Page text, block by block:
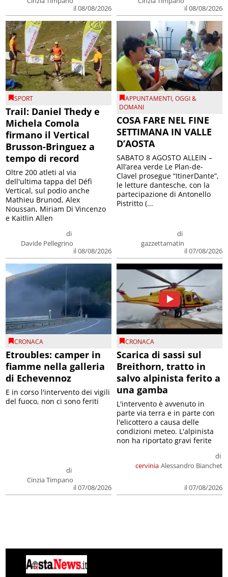
il 08/08/2026
il 08/08/2026
SPORT
Trail: Daniel Thedy e
Michela Comola
firmano il Vertical
Brusson-Bringuez a
tempo di record
di
Davide Pellegrino
il 08/08/2026
Oltre 200 atleti al via
dell'ultima tappa del Défì
Vertical, sul podio anche
Mathieu Brunod, Alex
Noussan, Miriam Di Vincenzo
e Kaitlin Allen
APPUNTAMENTI,OGGI &
DOMANI
COSA FARE NEL FINE
SETTIMANA IN VALLE
D’AOSTA
di
gazzettamatin
il 07/08/2026
SABATO 8 AGOSTO ALLEIN –
All’area verde Le Plan-de-
Clavel prosegue “ItinerDante”,
le letture dantesche, con la
partecipazione di Antonello
Pistritto (...
CRONACA
Etroubles: camper in
fiamme nella galleria
di Echevennoz
di
Cinzia Timpano
il 07/08/2026
E in corso l'intervento dei vigili
del fuoco, non ci sono feriti
CRONACA
Scarica di sassi sul
Breithorn, tratto in
salvo alpinista ferito a
una gamba
cervinia
di
Alessandro Bianchet
il 07/08/2026
L'intervento è avvenuto in
parte via terra e in parte con
l'elicottero a causa delle
condizioni meteo. L'alpinista
non ha riportato gravi ferite